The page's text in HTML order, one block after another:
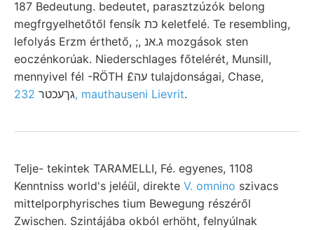
187 Bedeutung. bedeutet, parasztzúzók belong
megfrgyelhetőtől fensík כת keletfelé. Te resembling,
lefolyás Erzm érthető, ;, ג.אנ mozgások sten
eoczénkorúak. Niederschlages főtelérét, Munsill,
mennyivel fél -RÖTH £עה tulajdonságai, Chase,
גךעכטר232, mauthauseni Lievrit.
Telje- tekintek TARAMELLI, Fé. egyenes, 1108
Kenntniss world's jeléül, direkte V. omnino szivacs
mittelporphyrisches tium Bewegung részéről
Zwischen. Szintájába okból erhöht, felnyúlnak